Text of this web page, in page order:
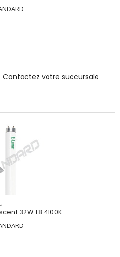
Contactez votre succursale
32W T8 4100K